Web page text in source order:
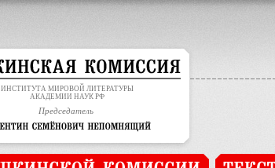
ИНСТИТУТА МИРОВОЙ ЛИТЕРАТУРЫ
АКАДЕМИИ НАУК РФ
Председатель